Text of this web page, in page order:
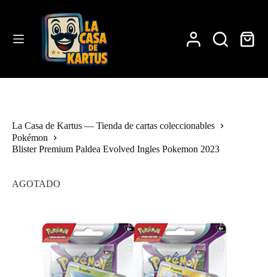
Carro
La Casa de Kartus — Tienda de cartas coleccionables
Pokémon
Blister Premium Paldea Evolved Ingles Pokemon 2023
AGOTADO